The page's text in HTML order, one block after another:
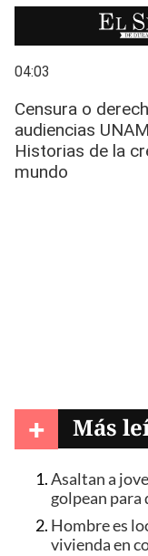
EL
+ Más
Asaltan a
golpean
Hombre es
vivienda en